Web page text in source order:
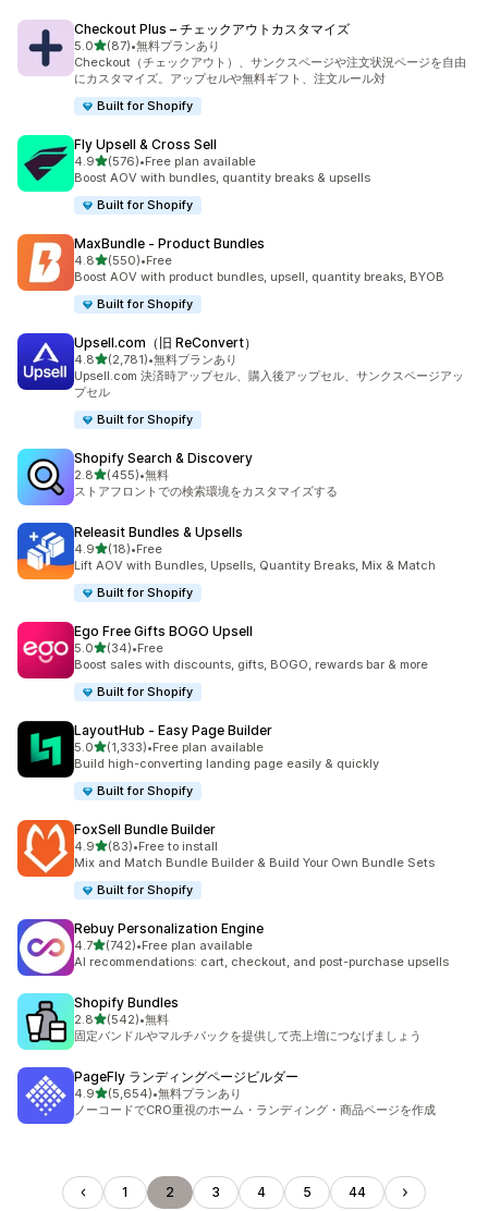
Checkout Plus – チェックアウトカスタマイズ
5.05つ星中
(87)
合計レビュー数：87件
•無料プランあり
Checkout（チェックアウト）、サンクスページや注文状況ページを自由
にカスタマイズ。アップセルや無料ギフト、注文ルール対
Built for Shopify
Fly Upsell & Cross Sell
4.95つ星中
(576)
合計レビュー数：576件
•Free plan available
Boost AOV with bundles, quantity breaks & upsells
Built for Shopify
MaxBundle ‑ Product Bundles
4.85つ星中
(550)
合計レビュー数：550件
•Free
Boost AOV with product bundles, upsell, quantity breaks, BYOB
Built for Shopify
Upsell.com（旧 ReConvert）
4.85つ星中
(2,781)
合計レビュー数：2781件
•無料プランあり
Upsell.com 決済時アップセル、購入後アップセル、サンクスページアッ
プセル
Built for Shopify
Shopify Search & Discovery
2.85つ星中
(455)
合計レビュー数：455件
•無料
ストアフロントでの検索環境をカスタマイズする
Releasit Bundles & Upsells
4.95つ星中
(18)
合計レビュー数：18件
•Free
Lift AOV with Bundles, Upsells, Quantity Breaks, Mix & Match
Built for Shopify
Ego Free Gifts BOGO Upsell
5.05つ星中
(34)
合計レビュー数：34件
•Free
Boost sales with discounts, gifts, BOGO, rewards bar & more
Built for Shopify
LayoutHub ‑ Easy Page Builder
5.05つ星中
(1,333)
合計レビュー数：1333件
•Free plan available
Build high-converting landing page easily & quickly
Built for Shopify
FoxSell Bundle Builder
4.95つ星中
(83)
合計レビュー数：83件
•Free to install
Mix and Match Bundle Builder & Build Your Own Bundle Sets
Built for Shopify
Rebuy Personalization Engine
4.75つ星中
(742)
合計レビュー数：742件
•Free plan available
AI recommendations: cart, checkout, and post-purchase upsells
Shopify Bundles
2.85つ星中
(542)
合計レビュー数：542件
•無料
固定バンドルやマルチパックを提供して売上増につなげましょう
PageFly ランディングページビルダー
4.95つ星中
(5,654)
合計レビュー数：5654件
•無料プランあり
ノーコードでCRO重視のホーム・ランディング・商品ページを作成
1 2 3 4 5 44